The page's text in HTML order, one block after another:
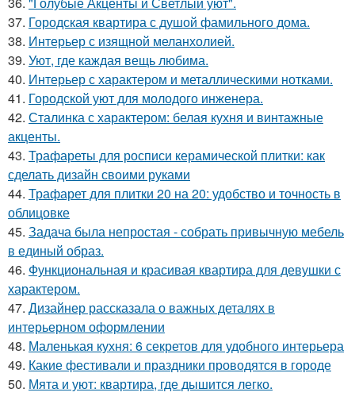
37. Городская квартира с душой фамильного дома.
38. Интерьер с изящной меланхолией.
39. Уют, где каждая вещь любима.
40. Интерьер с характером и металлическими нотками.
41. Городской уют для молодого инженера.
42. Сталинка с характером: белая кухня и винтажные
акценты.
43. Трафареты для росписи керамической плитки: как
сделать дизайн своими руками
44. Трафарет для плитки 20 на 20: удобство и точность в
облицовке
45. Задача была непростая - собрать привычную мебель
в единый образ.
46. Функциональная и красивая квартира для девушки с
характером.
47. Дизайнер рассказала о важных деталях в
интерьерном оформлении
48. Маленькая кухня: 6 секретов для удобного интерьера
49. Какие фестивали и праздники проводятся в городе
50. Мята и уют: квартира, где дышится легко.